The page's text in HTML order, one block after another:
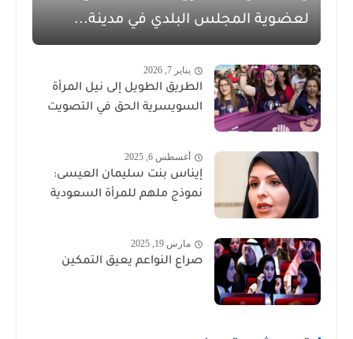
لعضوية المجلس البلدي في مدينة...
يناير 7, 2026
الطريق الطويل إلى نيل المرأة
السويسرية الحق في التصويت
أغسطس 6, 2025
إيناس بنت سليمان العيسى:
نموذج ملهم للمرأة السعودية
مارس 19, 2025
صراع النواعم يعيق التمكين